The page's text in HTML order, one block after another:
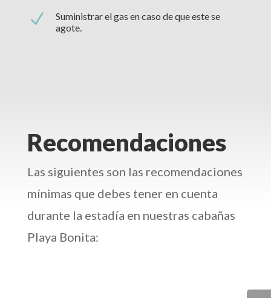
N
Suministrar el gas en caso de que este se
agote.
Recomendaciones
Las siguientes son las recomendaciones
mínimas que debes tener en cuenta
durante la estadía en nuestras cabañas
Playa Bonita: